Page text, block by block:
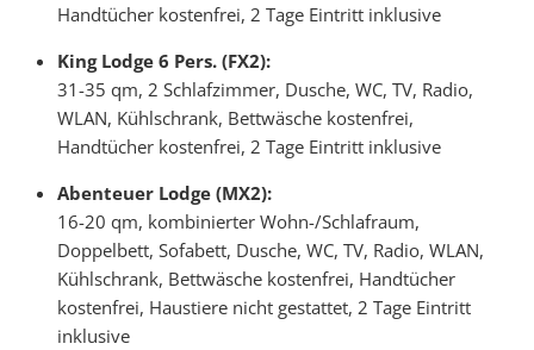
Handtücher kostenfrei, 2 Tage Eintritt inklusive
King Lodge 6 Pers. (FX2):
31-35 qm, 2 Schlafzimmer, Dusche, WC, TV, Radio,
WLAN, Kühlschrank, Bettwäsche kostenfrei,
Handtücher kostenfrei, 2 Tage Eintritt inklusive
Abenteuer Lodge (MX2):
16-20 qm, kombinierter Wohn-/Schlafraum,
Doppelbett, Sofabett, Dusche, WC, TV, Radio, WLAN,
Kühlschrank, Bettwäsche kostenfrei, Handtücher
kostenfrei, Haustiere nicht gestattet, 2 Tage Eintritt
inklusive